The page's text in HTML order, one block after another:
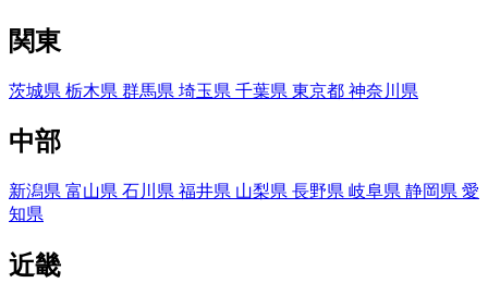
関東
茨城県 栃木県 群馬県 埼玉県 千葉県 東京都 神奈川県
中部
新潟県 富山県 石川県 福井県 山梨県 長野県 岐阜県 静岡県 愛
知県
近畿